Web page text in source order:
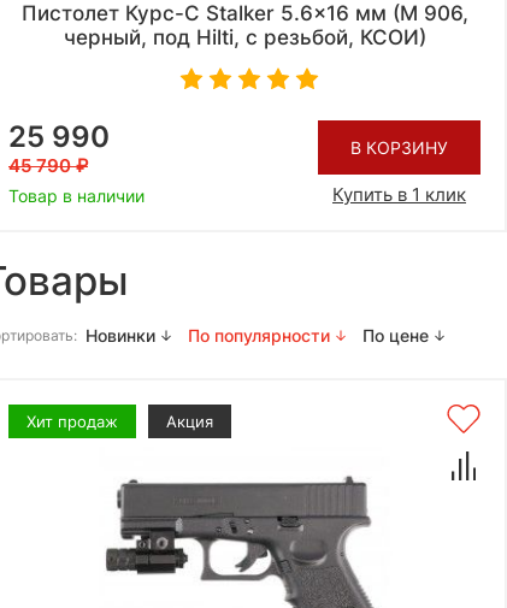
Пистолет Курс-С Stalker 5.6x16 мм (М 906,
черный, под Hilti, с резьбой, КСОИ)
25 990
45 790
Товар в наличии
В КОРЗИНУ
Купить в 1 клик
Новинки По популярности По цене
Хит продаж Акция